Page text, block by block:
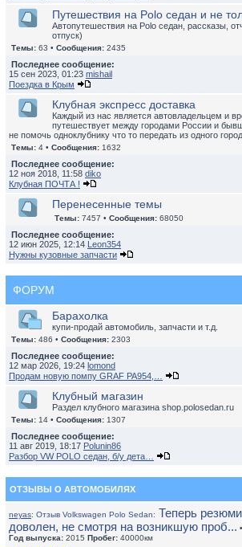
Путешествия на Polo седан и не
Автопутешествия на Polo седан, рассказы,
отпуск)
Темы: 63 • Сообщения: 2435
Последнее сообщение:
15 сен 2023, 01:23 mishail
Поездка в Крым
Клубная экспресс доставка
Каждый из нас является автовладельцем и
путешествует между городами России и
не помочь одноклубнику что то передать из одного
Темы: 4 • Сообщения: 1632
Последнее сообщение:
12 ноя 2018, 11:58 diko
Клубная ПОЧТА !
Перенесенные темы
Темы: 7457 • Сообщения: 68050
Последнее сообщение:
12 июн 2025, 12:14 Leon354
Нужны кузовные запчасти
ФОРУМ
Барахолка
купи-продай автомобиль, запчасти и т.д.
Темы: 486 • Сообщения: 2303
Последнее сообщение:
12 мар 2026, 19:24 lomond
Продам новую помпу GRAF PA954,…
Клубный магазин
Раздел клубного магазина shop.polosedan.ru
Темы: 14 • Сообщения: 1307
Последнее сообщение:
11 авг 2019, 18:17 Polunin86
Разбор VW POLO седан, б/у дета…
ОТЗЫВЫ О АВТОМОБИЛЯХ
neyas: Отзыв Volkswagen Polo Sedan: Теперь
доволен, не смотря на возникшую проб...
Год выпуска: 2015 Пробег: 40000км